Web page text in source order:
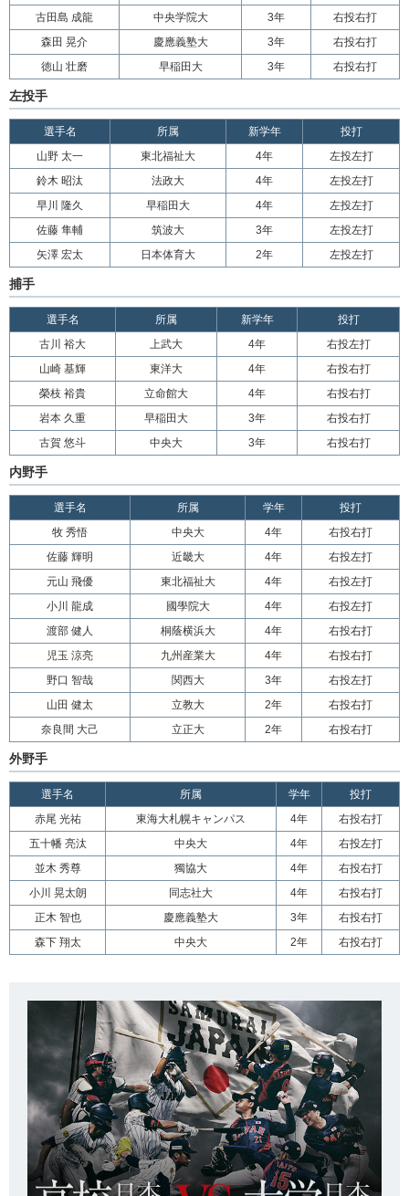
古田島 成龍
中央学院大 3年
右投右打
森田 晃介
慶應義塾大 3年
右投右打
徳山 壮磨
早稲田大 3年 右投右打
左投手
選手名 所属 新学年
投打
山野 太一
東北福祉大 4年
左投左打
鈴木 昭汰
法政大 4年
左投左打
早川 隆久
早稲田大 4年
左投左打
佐藤 隼輔
筑波大 3年
左投左打
矢澤 宏太
日本体育大 2年 左投左打
捕手
選手名 所属 新学年
投打
古川 裕大
上武大 4年
右投左打
山崎 基輝
東洋大 4年
右投右打
榮枝 裕貴
立命館大 4年
右投右打
岩本 久重
早稲田大 3年
右投右打
古賀 悠斗
中央大 3年 右投右打
内野手
選手名 所属 学年
投打
牧 秀悟
中央大 4年
右投右打
佐藤 輝明
近畿大 4年
右投左打
元山 飛優
東北福祉大 4年
右投左打
小川 龍成
國學院大 4年
右投左打
渡部 健人
桐蔭横浜大 4年
右投右打
児玉 涼亮
九州産業大 4年
右投右打
野口 智哉
関西大 3年
右投左打
山田 健太
立教大 2年
右投右打
奈良間 大己
立正大 2年 右投右打
外野手
選手名 所属 学年
投打
赤尾 光祐
東海大札幌キャンパス 4年
右投右打
五十幡 亮汰
中央大 4年
右投左打
並木 秀尊
獨協大 4年
右投右打
小川 晃太朗
同志社大 4年
右投右打
正木 智也
慶應義塾大 3年
右投右打
森下 翔太
中央大 2年 右投右打